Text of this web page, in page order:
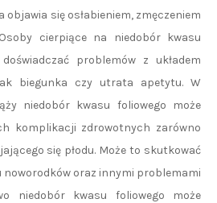
się osłabieniem, zmęczeniem
cierpiące na niedobór kwasu
problemów z układem
biegunka czy utrata apetytu. W
niedobór kwasu foliowego może
komplikacji zdrowotnych zarówno
się płodu. Może to skutkować
noworodków oraz innymi problemami
niedobór kwasu foliowego może